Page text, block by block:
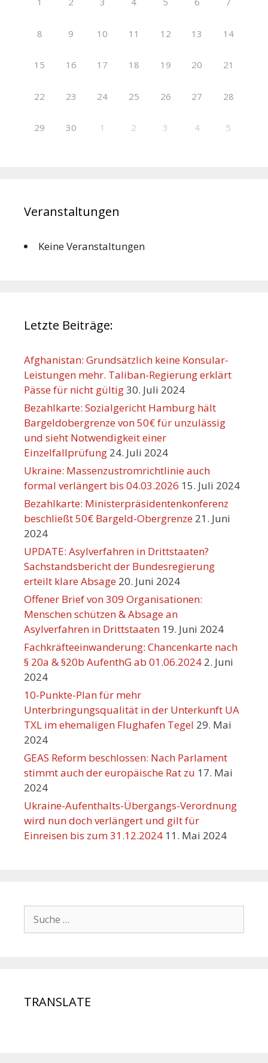
8 9 10 11 12 13 14
15 16 17 18 19 20 21
22 23 24 25 26 27 28
29 30 1 2 3 4 5
Veranstaltungen
Keine Veranstaltungen
Letzte Beiträge:
Afghanistan: Grundsätzlich keine Konsular-
Leistungen mehr. Taliban-Regierung erklärt
Pässe für nicht gültig30. Juli 2024
Bezahlkarte: Sozialgericht Hamburg hält
Bargeldobergrenze von 50€ für unzulässig
und sieht Notwendigkeit einer
Einzelfallprüfung 24. Juli 2024
Ukraine: Massenzustromrichtlinie auch
formal verlängert bis 04.03.2026 15. Juli 2024
Bezahlkarte: Ministerpräsidentenkonferenz
beschließt 50€ Bargeld-Obergrenze 21. Juni
2024
UPDATE: Asylverfahren in Drittstaaten?
Sachstandsbericht der Bundesregierung
erteilt klare Absage 20. Juni 2024
Offener Brief von 309 Organisationen:
Menschen schützen & Absage an
Asylverfahren in Drittstaaten 19. Juni 2024
Fachkräfteeinwanderung: Chancenkarte nach
§ 20a & §20b AufenthG ab 01.06.2024 2. Juni
2024
10-Punkte-Plan für mehr
Unterbringungsqualität in der Unterkunft UA
TXL im ehemaligen Flughafen Tegel 29. Mai
2024
GEAS Reform beschlossen: Nach Parlament
stimmt auch der europäische Rat zu 17. Mai
2024
Ukraine-Aufenthalts-Übergangs-Verordnung
wird nun doch verlängert und gilt für
Einreisen bis zum 31.12.2024 11. Mai 2024
TRANSLATE